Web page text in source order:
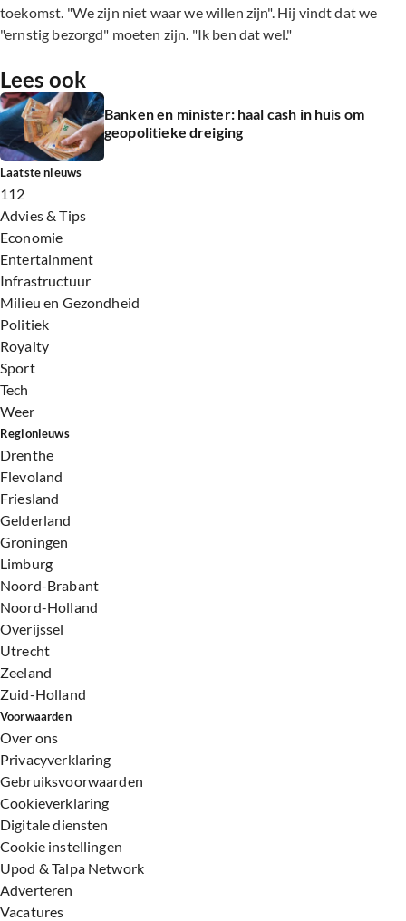
toekomst. "We zijn niet waar we willen zijn". Hij vindt dat we
"ernstig bezorgd" moeten zijn. "Ik ben dat wel."
Lees ook
Banken en minister: haal cash in huis om
geopolitieke dreiging
Laatste nieuws
112
Advies & Tips
Economie
Entertainment
Infrastructuur
Milieu en Gezondheid
Politiek
Royalty
Sport
Tech
Weer
Regionieuws
Drenthe
Flevoland
Friesland
Gelderland
Groningen
Limburg
Noord-Brabant
Noord-Holland
Overijssel
Utrecht
Zeeland
Zuid-Holland
Voorwaarden
Over ons
Privacyverklaring
Gebruiksvoorwaarden
Cookieverklaring
Digitale diensten
Cookie instellingen
Upod & Talpa Network
Adverteren
Vacatures